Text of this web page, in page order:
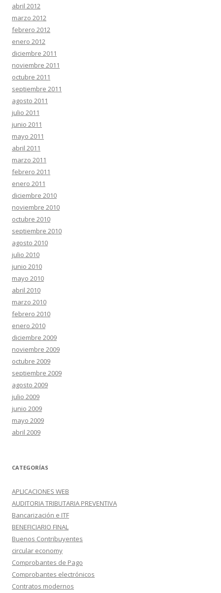
abril 2012
marzo 2012
febrero 2012
enero 2012
diciembre 2011
noviembre 2011
octubre 2011
septiembre 2011
agosto 2011
julio 2011
junio 2011
mayo 2011
abril 2011
marzo 2011
febrero 2011
enero 2011
diciembre 2010
noviembre 2010
octubre 2010
septiembre 2010
agosto 2010
julio 2010
junio 2010
mayo 2010
abril 2010
marzo 2010
febrero 2010
enero 2010
diciembre 2009
noviembre 2009
octubre 2009
septiembre 2009
agosto 2009
julio 2009
junio 2009
mayo 2009
abril 2009
CATEGORÍAS
APLICACIONES WEB
AUDITORIA TRIBUTARIA PREVENTIVA
Bancarización e ITF
BENEFICIARIO FINAL
Buenos Contribuyentes
circular economy
Comprobantes de Pago
Comprobantes electrónicos
Contratos modernos